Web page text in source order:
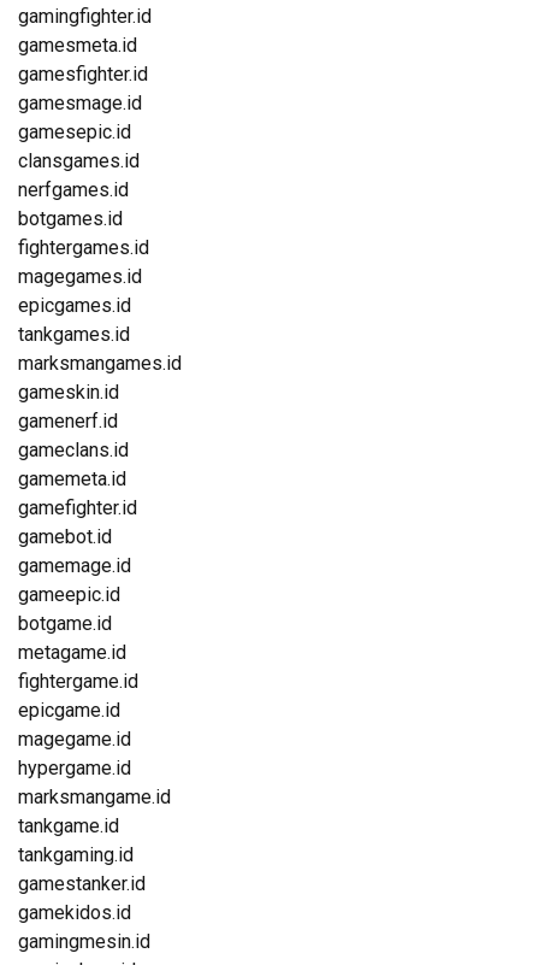
gamingfighter.id
gamesmeta.id
gamesfighter.id
gamesmage.id
gamesepic.id
clansgames.id
nerfgames.id
botgames.id
fightergames.id
magegames.id
epicgames.id
tankgames.id
marksmangames.id
gameskin.id
gamenerf.id
gameclans.id
gamemeta.id
gamefighter.id
gamebot.id
gamemage.id
gameepic.id
botgame.id
metagame.id
fightergame.id
epicgame.id
magegame.id
hypergame.id
marksmangame.id
tankgame.id
tankgaming.id
gamestanker.id
gamekidos.id
gamingmesin.id